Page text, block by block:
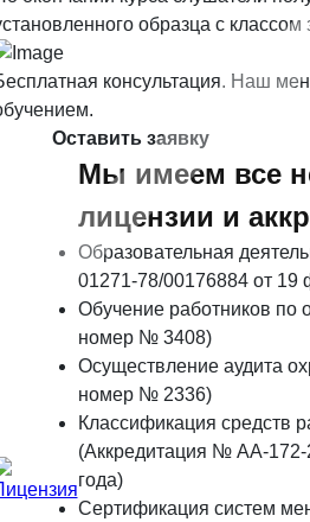
образца с
консультация. Наш
Оставить заявку
Мы имеем все
лицензии и
Образовательная
01271-78/00176884 от 19
Обучение работников по
номер № 3408)
Осуществление аудита
номер № 2336)
Классификация средств
(Аккредитация № АА-172-
года)
Сертификация систем